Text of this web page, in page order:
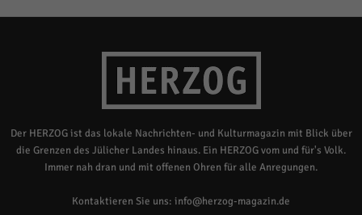
Der HERZOG ist das lokale Nachrichten- und Kulturmagazin mit Blick über
die Grenzen des Jülicher Landes hinaus. Ein HERZOG vom und für's Volk.
Immer nah dran und mit offenen Ohren für alle Anregungen.
Kontaktieren Sie uns: info@herzog-magazin.de